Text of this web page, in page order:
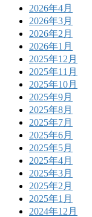
2026年4月
2026年3月
2026年2月
2026年1月
2025年12月
2025年11月
2025年10月
2025年9月
2025年8月
2025年7月
2025年6月
2025年5月
2025年4月
2025年3月
2025年2月
2025年1月
2024年12月